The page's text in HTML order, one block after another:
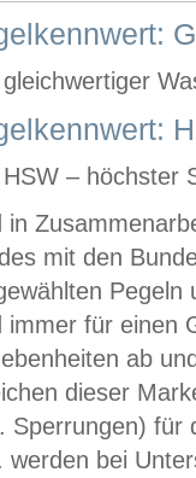
gleichwertiger
HSW – höchster
in
mit den
immer für einen
ab
dieser
Sperrungen) für
werden bei